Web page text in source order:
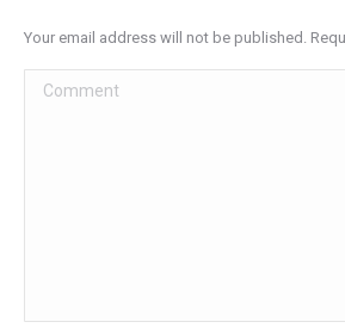
Your email address will not be published.
Comment